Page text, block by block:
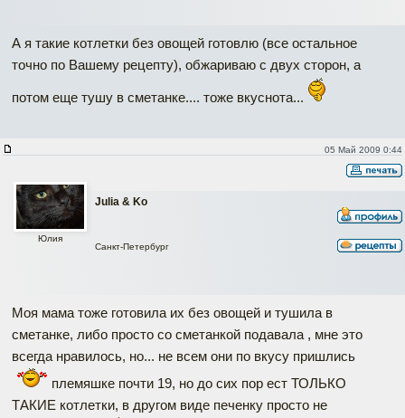
А я такие котлетки без овощей готовлю (все остальное
точно по Вашему рецепту), обжариваю с двух сторон, а
потом еще тушу в сметанке.... тоже вкуснота...
05 Май 2009 0:44
Julia & Ko
Юлия
Санкт-Петербург
Моя мама тоже готовила их без овощей и тушила в
сметанке, либо просто со сметанкой подавала , мне это
всегда нравилось, но... не всем они по вкусу пришлись
племяшке почти 19, но до сих пор ест ТОЛЬКО
ТАКИЕ котлетки, в другом виде печенку просто не